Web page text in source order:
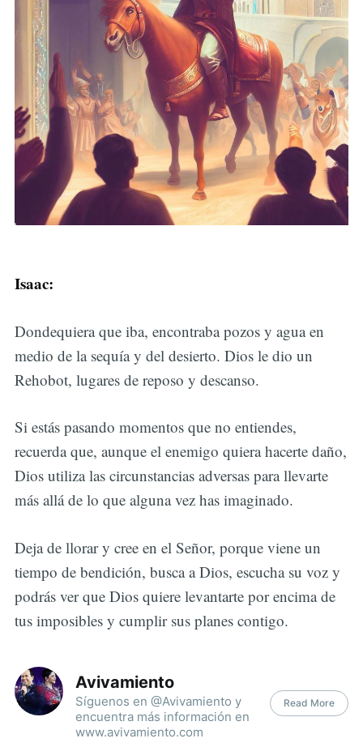
Isaac:
Dondequiera que iba, encontraba pozos y agua en
medio de la sequía y del desierto. Dios le dio un
Rehobot, lugares de reposo y descanso.
Si estás pasando momentos que no entiendes,
recuerda que, aunque el enemigo quiera hacerte daño,
Dios utiliza las circunstancias adversas para llevarte
más allá de lo que alguna vez has imaginado.
Deja de llorar y cree en el Señor, porque viene un
tiempo de bendición, busca a Dios, escucha su voz y
podrás ver que Dios quiere levantarte por encima de
tus imposibles y cumplir sus planes contigo.
Avivamiento
Síguenos en @Avivamiento y
encuentra más información en
www.avivamiento.com
Read More